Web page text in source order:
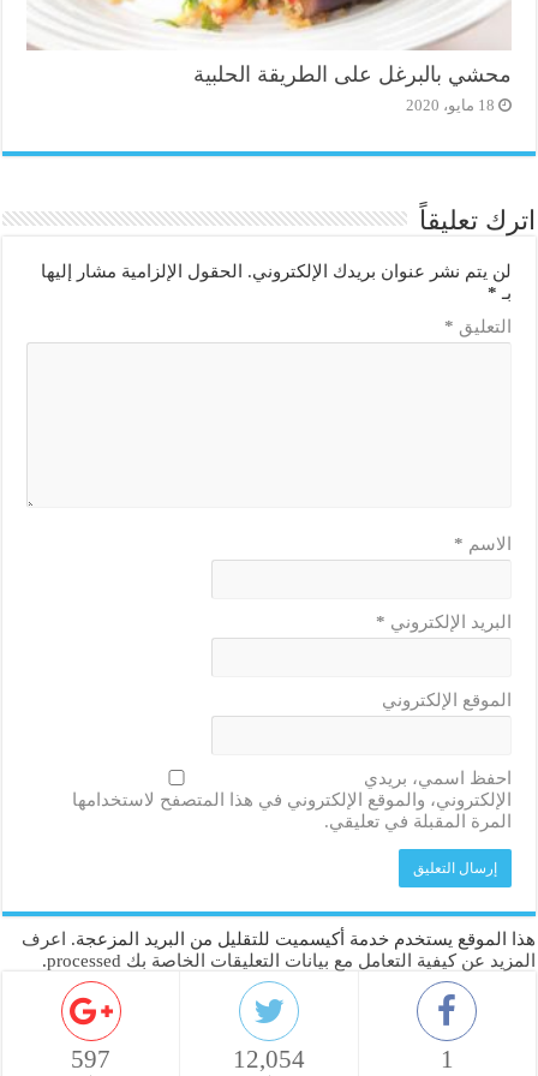
محشي بالبرغل على الطريقة الحلبية
18 مايو، 2020
اترك تعليقاً
لن يتم نشر عنوان بريدك الإلكتروني.
الحقول الإلزامية مشار إليها
بـ *
التعليق *
الاسم *
البريد الإلكتروني *
الموقع الإلكتروني
احفظ اسمي، بريدي
الإلكتروني، والموقع الإلكتروني في هذا المتصفح لاستخدامها
المرة المقبلة في تعليقي.
هذا الموقع يستخدم خدمة أكيسميت للتقليل من البريد المزعجة.
اعرف
المزيد عن كيفية التعامل مع بيانات التعليقات الخاصة بك processed
.
1
12,054
597